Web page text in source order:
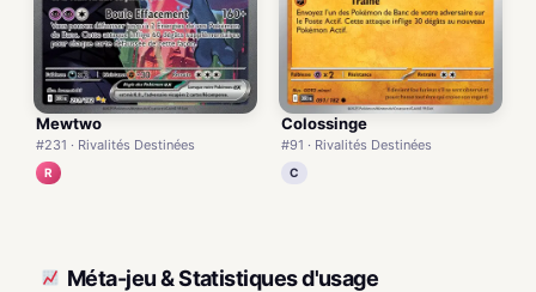
Mewtwo
#231 · Rivalités Destinées
R
Colossinge
#91 · Rivalités Destinées
C
Méta-jeu & Statistiques d'usage